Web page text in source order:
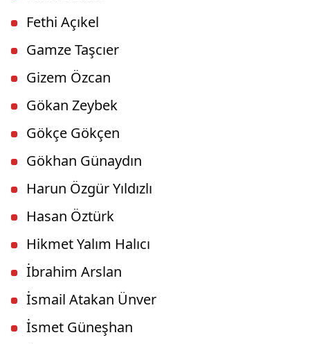
Fethi Açıkel
Gamze Taşcıer
Gizem Özcan
Gökan Zeybek
Gökçe Gökçen
Gökhan Günaydın
Harun Özgür Yıldızlı
Hasan Öztürk
Hikmet Yalım Halıcı
İbrahim Arslan
İsmail Atakan Ünver
İsmet Güneşhan